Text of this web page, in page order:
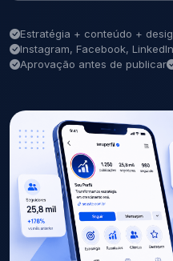
Estratégia + conteúdo +
Instagram, Facebook,
Aprovação antes de publicar